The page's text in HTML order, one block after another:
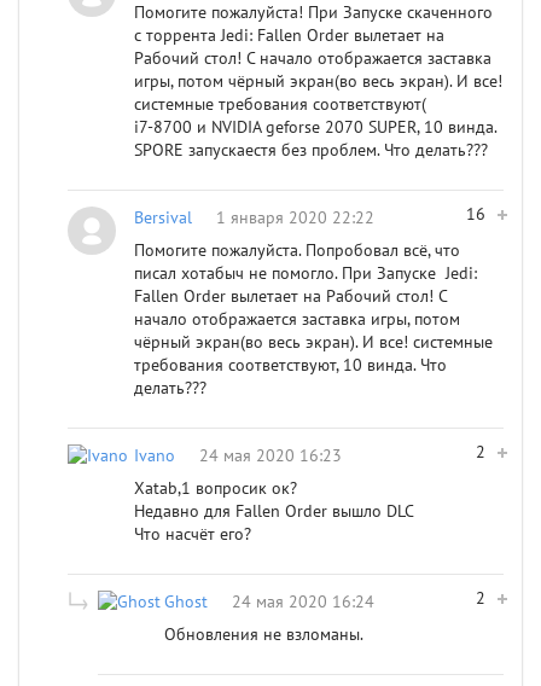
Помогите пожалуйста! При Запуске скаченного
с торрента Jedi: Fallen Order вылетает на
Рабочий стол! С начало отображается заставка
игры, потом чёрный экран(во весь экран). И все!
системные требования соответствуют(
i7-8700 и NVIDIA geforse 2070 SUPER, 10 винда.
SPORE запускаестя без проблем. Что делать???
16
Bersival
1 января 2020 22:22
Помогите пожалуйста. Попробовал всё, что
писал хотабыч не помогло. При Запуске Jedi:
Fallen Order вылетает на Рабочий стол! С
начало отображается заставка игры, потом
чёрный экран(во весь экран). И все! системные
требования соответствуют, 10 винда. Что
делать???
2
Ivano
24 мая 2020 16:23
Xatab,1 вопросик ок?
Недавно для Fallen Order вышло DLC
Что насчёт его?
2
Ghost
24 мая 2020 16:24
Обновления не взломаны.